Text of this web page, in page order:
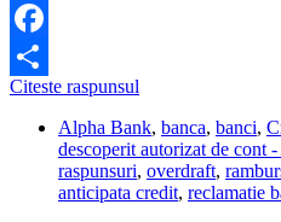
Facebook
Share
Citeste raspunsul
inchid
overdraftul
sau
creditul,
Alpha Bank, banca, banci,
descoperit autorizat de cont
raspunsuri, overdraft,
anticipata credit, reclamatie